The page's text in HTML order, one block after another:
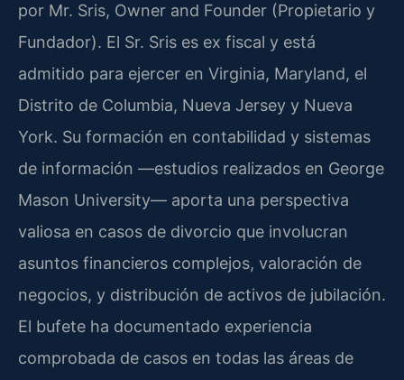
por Mr. Sris, Owner and Founder (Propietario y
Fundador). El Sr. Sris es ex fiscal y está
admitido para ejercer en Virginia, Maryland, el
Distrito de Columbia, Nueva Jersey y Nueva
York. Su formación en contabilidad y sistemas
de información —estudios realizados en George
Mason University— aporta una perspectiva
valiosa en casos de divorcio que involucran
asuntos financieros complejos, valoración de
negocios, y distribución de activos de jubilación.
El bufete ha documentado experiencia
comprobada de casos en todas las áreas de